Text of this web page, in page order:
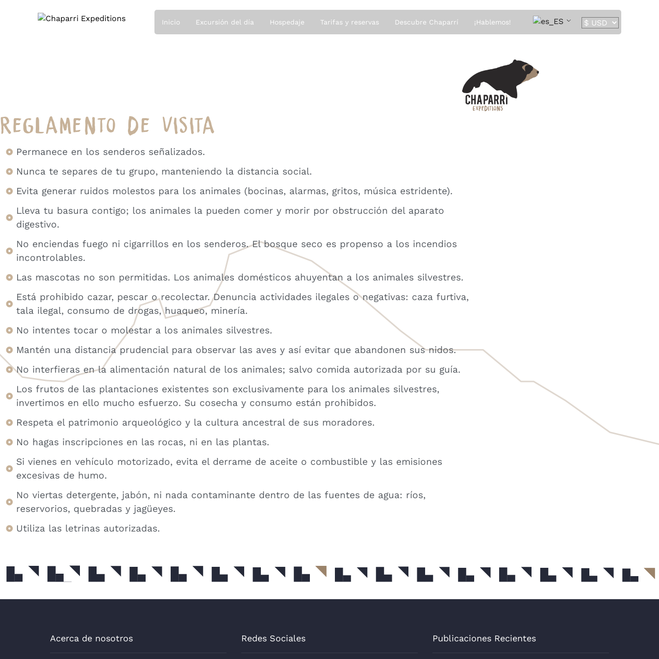
Inicio Excursión del día Hospedaje Tarifas y reservas Descubre Chaparrí ¡Hablemos!
REGLAMENTO DE VISITA
Permanece en los senderos señalizados.
Nunca te separes de tu grupo, manteniendo la distancia social.
Evita generar ruidos molestos para los animales (bocinas, alarmas, gritos, música estridente).
Lleva tu basura contigo; los animales la pueden comer y morir por obstrucción del aparato
digestivo.
No enciendas fuego ni cigarrillos en los senderos. El bosque seco es propenso a los incendios
incontrolables.
Las mascotas no son permitidas. Los animales domésticos ahuyentan a los animales silvestres.
Está prohibido cazar, pescar o recolectar. Denuncia actividades ilegales o negativas: caza furtiva,
tala ilegal, consumo de drogas, huaqueo, minería.
No intentes tocar o molestar a los animales silvestres.
Mantén una distancia prudencial para observar las aves y así evitar que abandonen sus nidos.
No interfieras en la alimentación natural de los animales; salvo comida autorizada por su guía.
Los frutos de las plantaciones existentes son exclusivamente para los animales silvestres,
invertimos en ello mucho esfuerzo. Su cosecha y consumo están prohibidos.
Respeta el patrimonio arqueológico y la cultura ancestral de sus moradores.
No hagas inscripciones en las rocas, ni en las plantas.
Si vienes en vehículo motorizado, evita el derrame de aceite o combustible y las emisiones
excesivas de humo.
No viertas detergente, jabón, ni nada contaminante dentro de las fuentes de agua: ríos,
reservorios, quebradas y jagüeyes.
Utiliza las letrinas autorizadas.
Acerca de nosotros Redes Sociales Publicaciones Recientes